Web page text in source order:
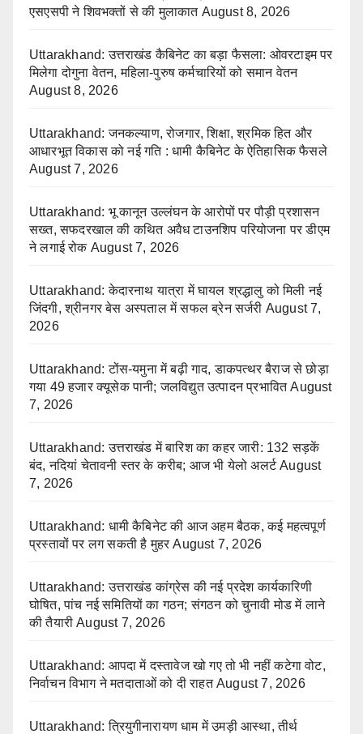
एसएसपी ने शिवभक्तों से की मुलाकात August 8, 2026
Uttarakhand: उत्तराखंड कैबिनेट का बड़ा फैसला: ओवरटाइम पर
मिलेगा दोगुना वेतन, महिला-पुरुष कर्मचारियों को समान वेतन
August 8, 2026
Uttarakhand: जनकल्याण, रोजगार, शिक्षा, श्रमिक हित और
आधारभूत विकास को नई गति : धामी कैबिनेट के ऐतिहासिक फैसले
August 7, 2026
Uttarakhand: भू कानून उल्लंघन के आरोपों पर पौड़ी प्रशासन
सख्त, सफदरखाल की कथित अवैध टाउनशिप परियोजना पर डीएम
ने लगाई रोक August 7, 2026
Uttarakhand: केदारनाथ यात्रा में घायल श्रद्धालु को मिली नई
जिंदगी, श्रीनगर बेस अस्पताल में सफल ब्रेन सर्जरी August 7,
2026
Uttarakhand: टोंस-यमुना में बढ़ी गाद, डाकपत्थर बैराज से छोड़ा
गया 49 हजार क्यूसेक पानी; जलविद्युत उत्पादन प्रभावित August
7, 2026
Uttarakhand: उत्तराखंड में बारिश का कहर जारी: 132 सड़कें
बंद, नदियां चेतावनी स्तर के करीब; आज भी येलो अलर्ट August
7, 2026
Uttarakhand: धामी कैबिनेट की आज अहम बैठक, कई महत्वपूर्ण
प्रस्तावों पर लग सकती है मुहर August 7, 2026
Uttarakhand: उत्तराखंड कांग्रेस की नई प्रदेश कार्यकारिणी
घोषित, पांच नई समितियों का गठन; संगठन को चुनावी मोड में लाने
की तैयारी August 7, 2026
Uttarakhand: आपदा में दस्तावेज खो गए तो भी नहीं कटेगा वोट,
निर्वाचन विभाग ने मतदाताओं को दी राहत August 7, 2026
Uttarakhand: त्रियुगीनारायण धाम में उमड़ी आस्था, तीर्थ